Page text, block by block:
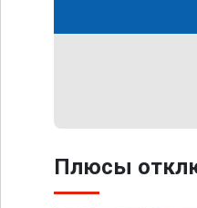
Плюсы